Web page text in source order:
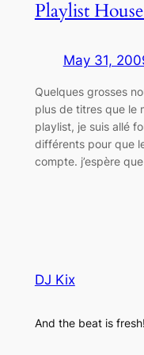
Playlist
May 31,
Quelques grosses
plus de titres que le
playlist, je suis allé
différents pour que
compte. j’espère
DJ Kix
And the beat is fresh!